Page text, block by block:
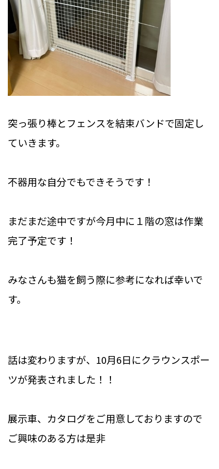
突っ張り棒とフェンスを結束バンドで固定し
ていきます。
不器用な自分でもできそうです！
まだまだ途中ですが今月中に１階の窓は作業
完了予定です！
みなさんも猫を飼う際に参考になれば幸いで
す。
話は変わりますが、10月6日にクラウンスポー
ツが発表されました！！
展示車、カタログをご用意しておりますので
ご興味のある方は是非